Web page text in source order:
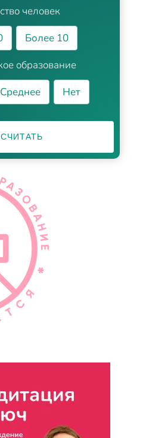
человек
Более 10
образование
Среднее Нет